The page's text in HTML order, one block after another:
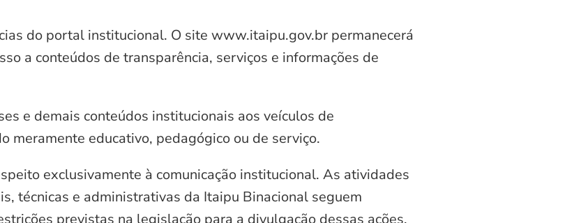
do portal institucional. O site www.itaipu.gov.br permanecerá
a conteúdos de transparência, serviços e informações de
e demais conteúdos institucionais aos veículos de
meramente educativo, pedagógico ou de serviço.
exclusivamente à comunicação institucional. As atividades
técnicas e administrativas da Itaipu Binacional seguem
previstas na legislação para a divulgação dessas ações.